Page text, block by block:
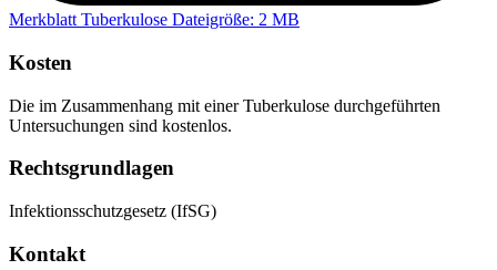
Merkblatt Tuberkulose Dateigröße: 2 MB
Kosten
Die im Zusammenhang mit einer Tuberkulose durchgeführten
Untersuchungen sind kostenlos.
Rechtsgrundlagen
Infektionsschutzgesetz (IfSG)
Kontakt